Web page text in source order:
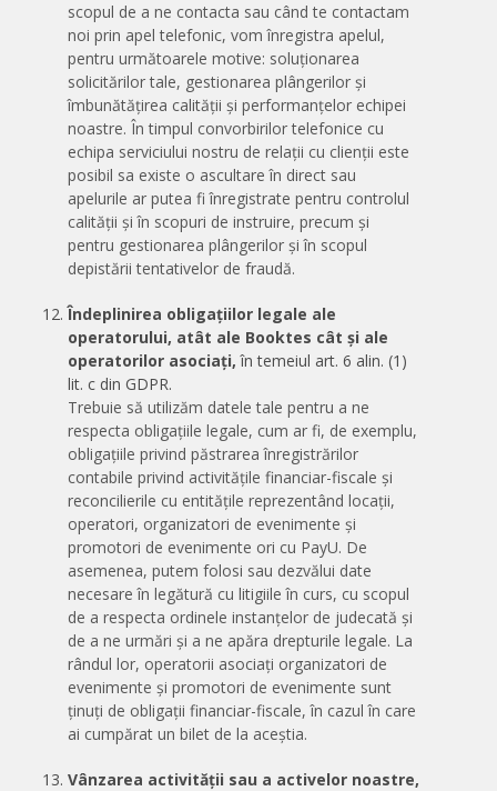
scopul de a ne contacta sau când te contactam
noi prin apel telefonic, vom înregistra apelul,
pentru următoarele motive: soluționarea
solicitărilor tale, gestionarea plângerilor și
îmbunătățirea calității și performanțelor echipei
noastre. În timpul convorbirilor telefonice cu
echipa serviciului nostru de relații cu clienții este
posibil sa existe o ascultare în direct sau
apelurile ar putea fi înregistrate pentru controlul
calității și în scopuri de instruire, precum și
pentru gestionarea plângerilor și în scopul
depistării tentativelor de fraudă.
Îndeplinirea obligațiilor legale ale
operatorului, atât ale Booktes cât și ale
operatorilor asociați,în temeiul art. 6 alin. (1)
lit. c din GDPR.
Trebuie să utilizăm datele tale pentru a ne
respecta obligațiile legale, cum ar fi, de exemplu,
obligațiile privind păstrarea înregistrărilor
contabile privind activitățile financiar-fiscale și
reconcilierile cu entitățile reprezentând locații,
operatori, organizatori de evenimente și
promotori de evenimente ori cu PayU. De
asemenea, putem folosi sau dezvălui date
necesare în legătură cu litigiile în curs, cu scopul
de a respecta ordinele instanțelor de judecată și
de a ne urmări și a ne apăra drepturile legale. La
rândul lor, operatorii asociați organizatori de
evenimente și promotori de evenimente sunt
ținuți de obligații financiar-fiscale, în cazul în care
ai cumpărat un bilet de la aceștia.
Vânzarea activității sau a activelor noastre,